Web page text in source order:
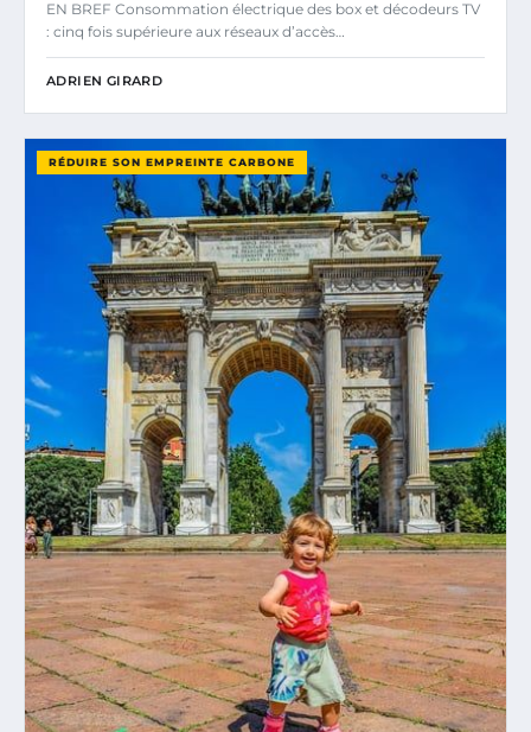
EN BREF Consommation électrique des box et décodeurs TV
: cinq fois supérieure aux réseaux d’accès…
ADRIEN GIRARD
RÉDUIRE SON EMPREINTE CARBONE